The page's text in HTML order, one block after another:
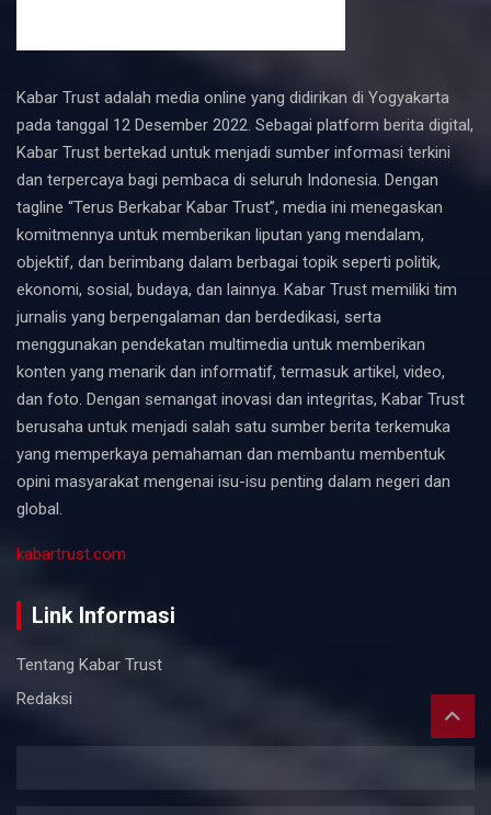
Kabar Trust adalah media online yang didirikan di Yogyakarta
pada tanggal 12 Desember 2022. Sebagai platform berita digital,
Kabar Trust bertekad untuk menjadi sumber informasi terkini
dan terpercaya bagi pembaca di seluruh Indonesia. Dengan
tagline “Terus Berkabar Kabar Trust”, media ini menegaskan
komitmennya untuk memberikan liputan yang mendalam,
objektif, dan berimbang dalam berbagai topik seperti politik,
ekonomi, sosial, budaya, dan lainnya. Kabar Trust memiliki tim
jurnalis yang berpengalaman dan berdedikasi, serta
menggunakan pendekatan multimedia untuk memberikan
konten yang menarik dan informatif, termasuk artikel, video,
dan foto. Dengan semangat inovasi dan integritas, Kabar Trust
berusaha untuk menjadi salah satu sumber berita terkemuka
yang memperkaya pemahaman dan membantu membentuk
opini masyarakat mengenai isu-isu penting dalam negeri dan
global.
kabartrust.com
Link Informasi
Tentang Kabar Trust
Redaksi